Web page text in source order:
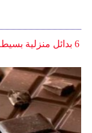
6 بدائل منزلية